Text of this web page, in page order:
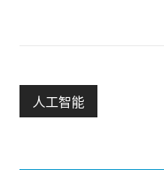
人工智能